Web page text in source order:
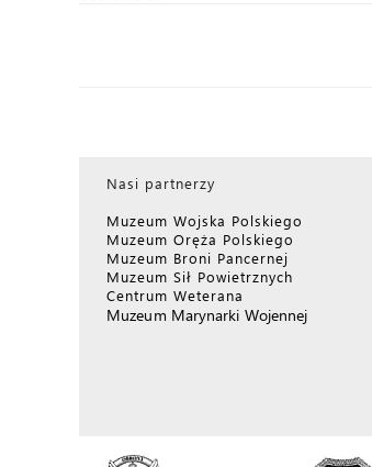
Nasi partnerzy
Muzeum Wojska Polskiego
Muzeum Oręża Polskiego
Muzeum Broni Pancernej
Muzeum Sił Powietrznych
Centrum Weterana
Muzeum Marynarki Wojennej